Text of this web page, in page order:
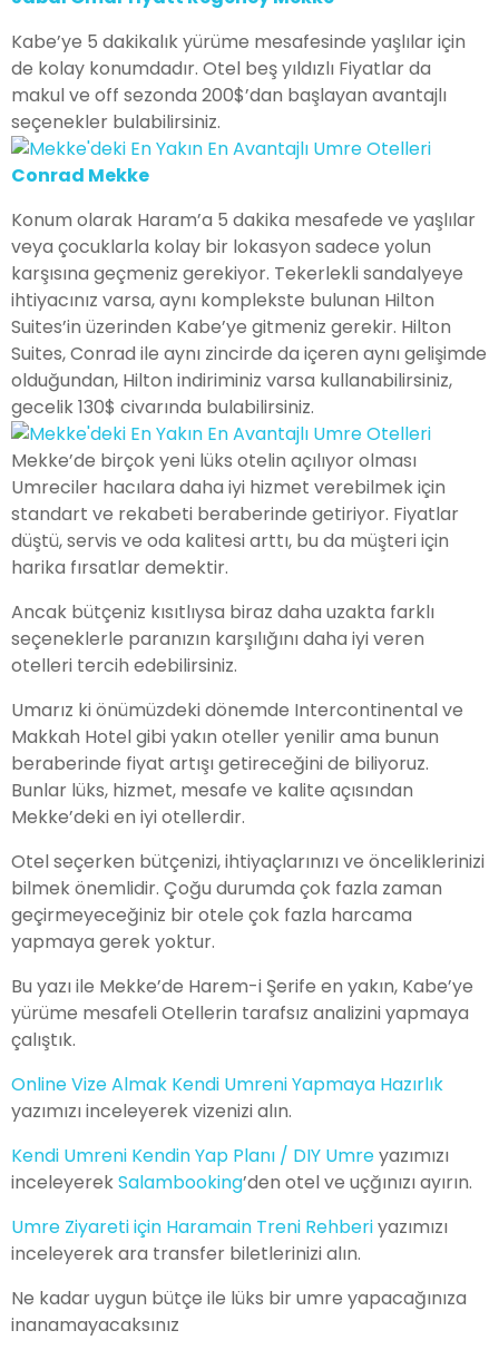
Kabe’ye 5 dakikalık yürüme mesafesinde yaşlılar için
de kolay konumdadır. Otel beş yıldızlı Fiyatlar da
makul ve off sezonda 200$’dan başlayan avantajlı
seçenekler bulabilirsiniz.
Conrad Mekke
Konum olarak Haram’a 5 dakika mesafede ve yaşlılar
veya çocuklarla kolay bir lokasyon sadece yolun
karşısına geçmeniz gerekiyor. Tekerlekli sandalyeye
ihtiyacınız varsa, aynı komplekste bulunan Hilton
Suites’in üzerinden Kabe’ye gitmeniz gerekir. Hilton
Suites, Conrad ile aynı zincirde da içeren aynı gelişimde
olduğundan, Hilton indiriminiz varsa kullanabilirsiniz,
gecelik 130$ civarında bulabilirsiniz.
Mekke’de birçok yeni lüks otelin açılıyor olması
Umreciler hacılara daha iyi hizmet verebilmek için
standart ve rekabeti beraberinde getiriyor. Fiyatlar
düştü, servis ve oda kalitesi arttı, bu da müşteri için
harika fırsatlar demektir.
Ancak bütçeniz kısıtlıysa biraz daha uzakta farklı
seçeneklerle paranızın karşılığını daha iyi veren
otelleri tercih edebilirsiniz.
Umarız ki önümüzdeki dönemde Intercontinental ve
Makkah Hotel gibi yakın oteller yenilir ama bunun
beraberinde fiyat artışı getireceğini de biliyoruz.
Bunlar lüks, hizmet, mesafe ve kalite açısından
Mekke’deki en iyi otellerdir.
Otel seçerken bütçenizi, ihtiyaçlarınızı ve önceliklerinizi
bilmek önemlidir. Çoğu durumda çok fazla zaman
geçirmeyeceğiniz bir otele çok fazla harcama
yapmaya gerek yoktur.
Bu yazı ile Mekke’de Harem-i Şerife en yakın, Kabe’ye
yürüme mesafeli Otellerin tarafsız analizini yapmaya
çalıştık.
Online Vize Almak Kendi Umreni Yapmaya Hazırlık
yazımızı inceleyerek vizenizi alın.
Kendi Umreni Kendin Yap Planı / DIY Umreyazımızı
inceleyerekSalambooking’den otel ve uçğınızı ayırın.
Umre Ziyareti için Haramain Treni Rehberiyazımızı
inceleyerek ara transfer biletlerinizi alın.
Ne kadar uygun bütçe ile lüks bir umre yapacağınıza
inanamayacaksınız